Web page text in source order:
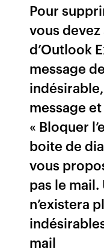
Pour
vous
d’Outlook
message
message
« Bloquer
boite de
vous
pas le
n’existera
mail